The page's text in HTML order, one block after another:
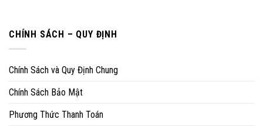
CHÍNH SÁCH – QUY ĐỊNH
Chính Sách và Quy Định Chung
Chính Sách Bảo Mật
Phương Thức Thanh Toán